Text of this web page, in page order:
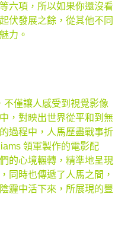
六項，所以如果你還沒看
伏發展之餘，從其他不同
力。
僅讓人感受到視覺影像
，對映出世界從平和到無
過程中，人馬歷盡戰事折
領軍製作的電影配
的心境輾轉，精準地呈現
同時也傳遞了人馬之間，
霾中活下來，所展現的豐